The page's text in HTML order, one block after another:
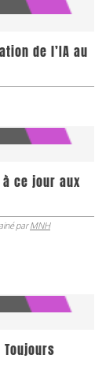
de l’IA au
ce jour aux
parMNH